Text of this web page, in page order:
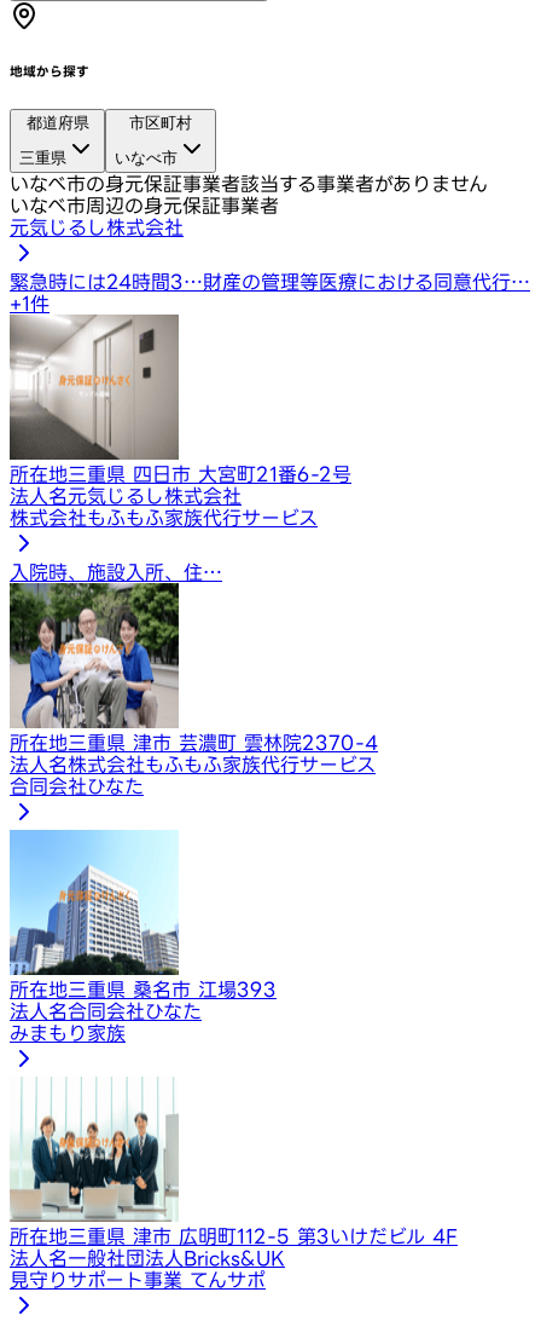
地域から探す
都道府県
三重県
市区町村
いなべ市
いなべ市の身元保証事業者該当する事業者がありません
いなべ市周辺の身元保証事業者
元気じるし株式会社
緊急時には24時間3…財産の管理等医療における同意代行…
+1件
所在地三重県 四日市 大宮町21番6-2号
法人名元気じるし株式会社
株式会社もふもふ家族代行サービス
入院時、施設入所、住…
所在地三重県 津市 芸濃町 雲林院2370-4
法人名株式会社もふもふ家族代行サービス
合同会社ひなた
所在地三重県 桑名市 江場393
法人名合同会社ひなた
みまもり家族
所在地三重県 津市 広明町112-5 第3いけだビル 4F
法人名一般社団法人Bricks&UK
見守りサポート事業 てんサポ